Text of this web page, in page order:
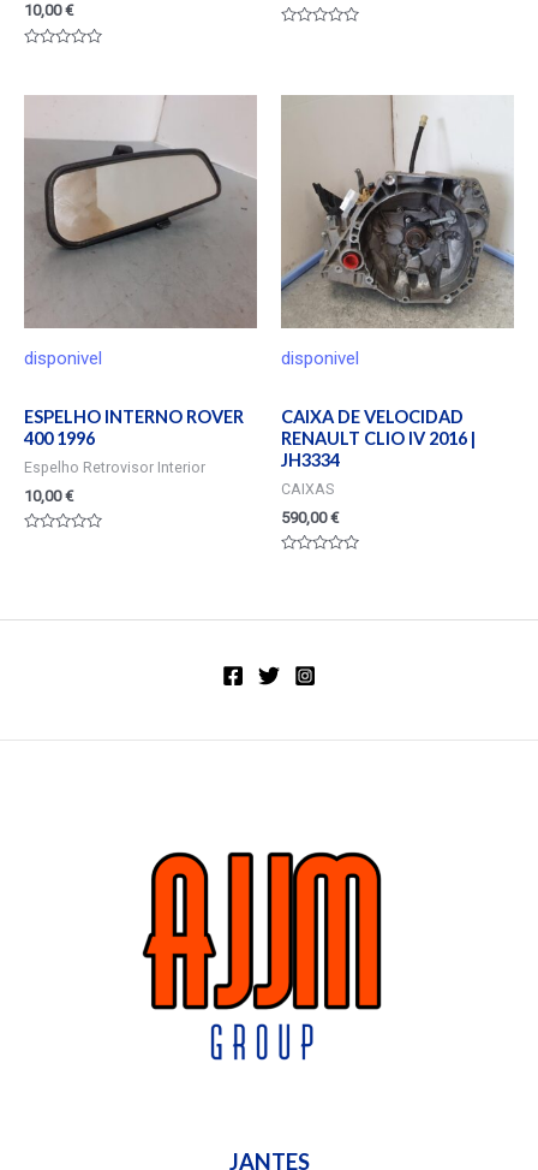
10,00€
5
disponivel
ESPELHO INTERNO ROVER
400 1996
Espelho Retrovisor Interior
10,00€
disponivel
CAIXA DE VELOCIDAD
RENAULT CLIO IV 2016 |
JH3334
CAIXAS
590,00€
5
JANTES